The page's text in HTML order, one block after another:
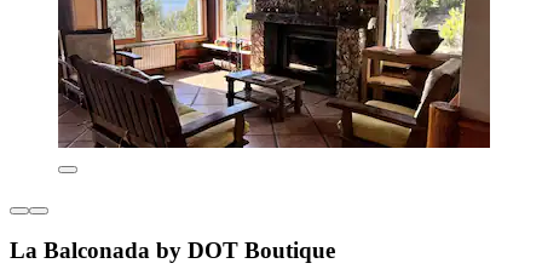
La Balconada by DOT Boutique